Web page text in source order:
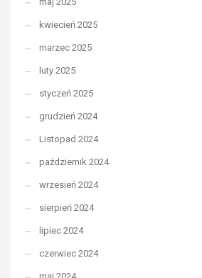
kwiecień 2025
marzec 2025
luty 2025
styczeń 2025
grudzień 2024
Listopad 2024
październik 2024
wrzesień 2024
sierpień 2024
lipiec 2024
czerwiec 2024